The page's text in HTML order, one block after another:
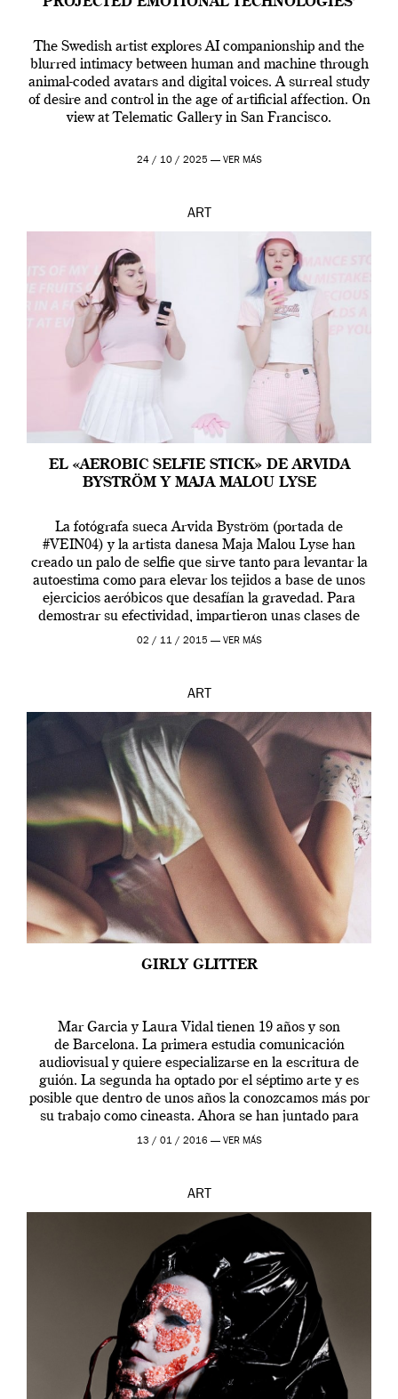
The Swedish artist explores AI companionship and the
blurred intimacy between human and machine through
animal-coded avatars and digital voices. A surreal study
of desire and control in the age of artificial affection. On
view at Telematic Gallery in San Francisco.
24 / 10 / 2025 — VER MÁS
ART
EL «AEROBIC SELFIE STICK» DE ARVIDA
BYSTRÖM Y MAJA MALOU LYSE
La fotógrafa sueca Arvida Byström (portada de
#VEIN04) y la artista danesa Maja Malou Lyse han
creado un palo de selfie que sirve tanto para levantar la
autoestima como para elevar los tejidos a base de unos
ejercicios aeróbicos que desafían la gravedad. Para
demostrar su efectividad, impartieron unas clases de
prueba en el Tate […]
02 / 11 / 2015 — VER MÁS
ART
GIRLY GLITTER
Mar Garcia y Laura Vidal tienen 19 años y son
de Barcelona. La primera estudia comunicación
audiovisual y quiere especializarse en la escritura de
guión. La segunda ha optado por el séptimo arte y es
posible que dentro de unos años la conozcamos más por
su trabajo como cineasta. Ahora se han juntado para
contarnos una […]
13 / 01 / 2016 — VER MÁS
ART